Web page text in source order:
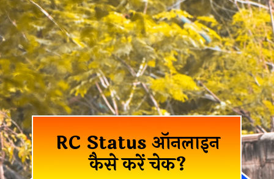
RC Status ऑनलाइन
कैसे करें चेक?